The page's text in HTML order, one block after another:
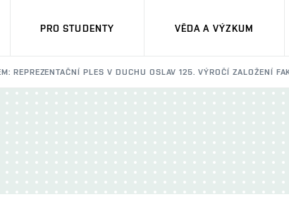
PRO STUDENTY VĚDA A VÝZKUM
REPREZENTAČNÍ PLES V DUCHU OSLAV 125. VÝROČÍ ZALOŽENÍ